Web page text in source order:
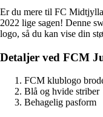
Er du mere til FC
2022 lige sagen! Denne
logo, så du kan vise din
Detaljer ved FCM
FCM klublogo
Blå og hvide striber
Behagelig pasform